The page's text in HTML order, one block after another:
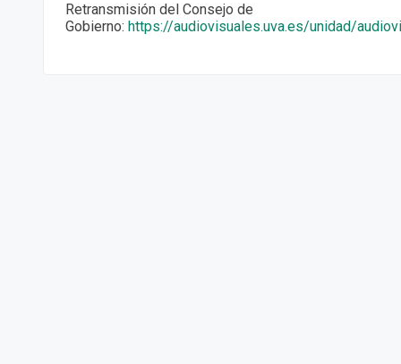
Retransmisión del Consejo de
Gobierno: https://audiovisuales.uva.es/unidad/